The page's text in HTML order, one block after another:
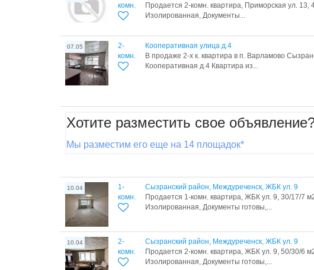
комн.
Продается 2-комн. квартира, Приморская ул. 13,
Изолированная, Документы...
07.05
2-
комн.
Кооперативная улица д.4
В продаже 2-х к. квартира в п. Варламово
Кооперативная д.4 Квартира из...
Хотите разместить свое
Мы разместим его еще на 14 площадок*
10.04
1-
комн.
Сызранский район, Междуреченск, ЖБК ул. 9
Продается 1-комн. квартира, ЖБК ул. 9, 30/17/7
Изолированная, Документы готовы,...
10.04
2-
комн.
Сызранский район, Междуреченск, ЖБК ул. 9
Продается 2-комн. квартира, ЖБК ул. 9, 50/30/6
Изолированная, Документы готовы,...